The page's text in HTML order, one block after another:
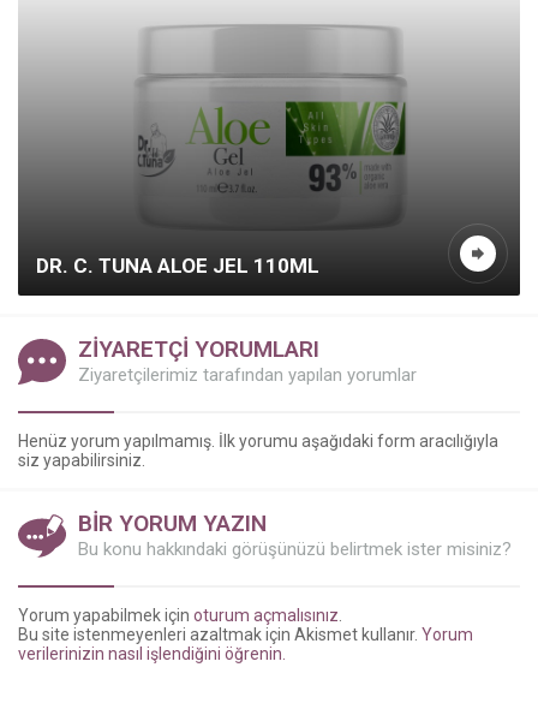
DR. C. TUNA ALOE JEL 110ML
ZİYARETÇİ YORUMLARI
Ziyaretçilerimiz tarafından yapılan yorumlar
Henüz yorum yapılmamış. İlk yorumu aşağıdaki form aracılığıyla
siz yapabilirsiniz.
BİR YORUM YAZIN
Bu konu hakkındaki görüşünüzü belirtmek ister misiniz?
Yorum yapabilmek için oturum açmalısınız
Bu site istenmeyenleri azaltmak için Akismet kullanır. Yorum
verilerinizin nasıl işlendiğini öğrenin.
Cevap Yaz